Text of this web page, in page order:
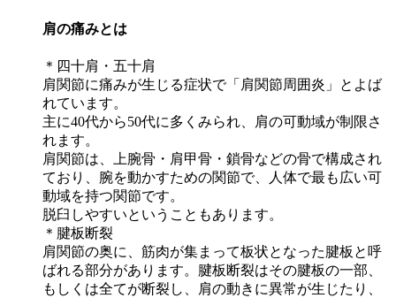
肩の痛みとは
＊四十肩・五十肩
肩関節に痛みが生じる症状で「肩関節周囲炎」とよば
れています。
主に40代から50代に多くみられ、肩の可動域が制限さ
れます。
肩関節は、上腕骨・肩甲骨・鎖骨などの骨で構成され
ており、腕を動かすための関節で、人体で最も広い可
動域を持つ関節です。
脱臼しやすいということもあります。
＊腱板断裂
肩関節の奥に、筋肉が集まって板状となった腱板と呼
ばれる部分があります。腱板断裂はその腱板の一部、
もしくは全てが断裂し、肩の動きに異常が生じたり、